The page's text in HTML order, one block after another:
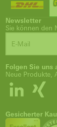
Newsletter
Sie können den
Folgen Sie uns
Neue Produkte,
Gesicherter